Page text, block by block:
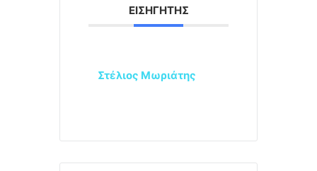
ΕΙΣΗΓΗΤΉΣ
Στέλιος Μωριάτης